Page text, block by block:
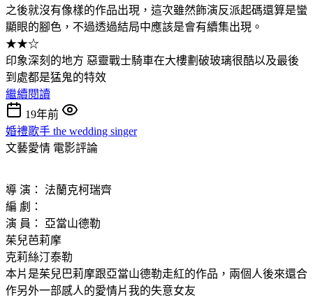
之後就沒有像樣的作品出現，這次雖然飾演反派起碼還算是蠻
顯眼的腳色，不過透過結局中應該是會有續集出現。
★★☆
印象深刻的地方 惡靈戰士騎車在大樓劃破玻璃很酷以及最後
到處都是猛鬼的特效
繼續閱讀
19年前
婚禮歌手 the wedding singer
文藝愛情 電影評論
導 演： 法蘭克柯瑞齊
編 劇：
演 員： 亞當山德勒
茱兒芭莉摩
克莉絲汀泰勒
本片是茱兒巴莉摩跟亞當山德勒走紅的作品，兩個人後來還合
作另外一部感人的愛情片我的失意女友